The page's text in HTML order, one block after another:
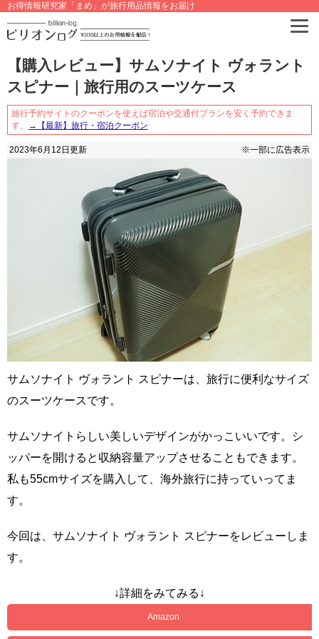
お得情報研究家「まめ」が旅行用品情報をお届け
【購入レビュー】サムソナイト ヴォラント
スピナー｜旅行用のスーツケース
旅行予約サイトのクーポンを使えば宿泊や交通付プランを安く予約できま
す。
→【最新】旅行・宿泊クーポン
2023年6月12日 更新 ※一部に広告表示
サムソナイト ヴォラント スピナーは、旅行に便利なサイズ
のスーツケースです。
サムソナイトらしい美しいデザインがかっこいいです。シ
ッパーを開けると収納容量アップさせることもできます。
私も55cmサイズを購入して、海外旅行に持っていってま
す。
今回は、サムソナイト ヴォラント スピナーをレビューしま
す。
↓詳細をみてみる↓
Amazon